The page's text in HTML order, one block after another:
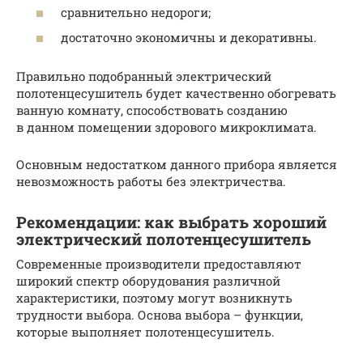
сравнительно недороги;
достаточно экономичны и декоративны.
Правильно подобранный электрический
полотенцесушитель будет качественно обогревать
ванную комнату, способствовать созданию
в данном помещении здорового микроклимата.
Основным недостатком данного прибора является
невозможность работы без электричества.
Рекомендации: как выбрать хороший
электрический полотенцесушитель
Современные производители предоставляют
широкий спектр оборудования различной
характеристики, поэтому могут возникнуть
трудности выбора. Основа выбора – функции,
которые выполняет полотенцесушитель.